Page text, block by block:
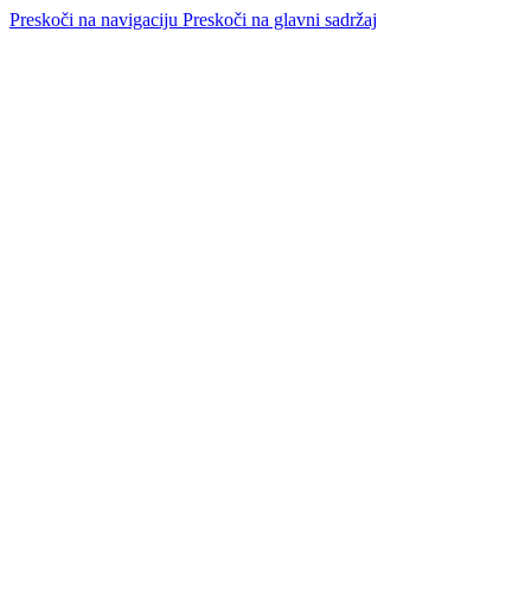
Preskoči na navigaciju Preskoči na glavni sadržaj